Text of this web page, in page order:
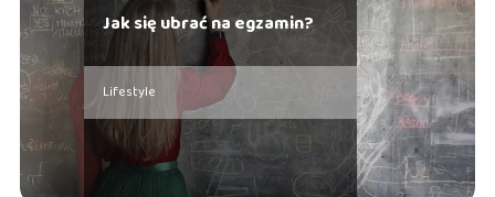
Jak się ubrać na egzamin?
Lifestyle